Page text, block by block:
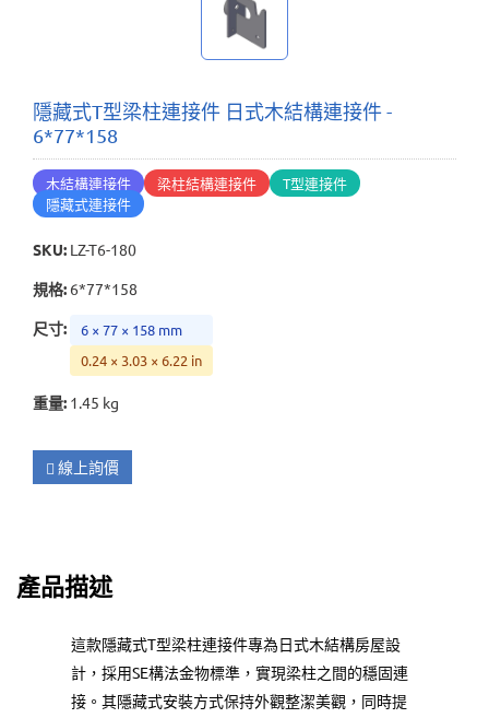
隱藏式T型梁柱連接件 日式木結構連接件 -
6*77*158
木結構連接件 梁柱結構連接件
T型連接件
隱藏式連接件
SKU: LZ-T6-180
規格: 6*77*158
尺寸:
6 × 77 × 158 mm
0.24 × 3.03 × 6.22 in
重量: 1.45 kg
線上詢價
產品描述
這款隱藏式T型梁柱連接件專為日式木結構房屋設
計，採用SE構法金物標準，實現梁柱之間的穩固連
接。其隱藏式安裝方式保持外觀整潔美觀，同時提